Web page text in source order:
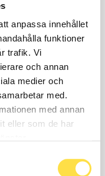
anpassa innehållet
funktioner
trafik. Vi
och annan
medier och
med.
med annan
eller som de har